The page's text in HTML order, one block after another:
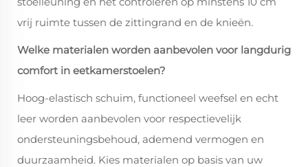
vrij ruimte tussen de zittingrand en de knieën.
Welke materialen worden aanbevolen voor langdurig
comfort in eetkamerstoelen?
Hoog-elastisch schuim, functioneel weefsel en echt
leer worden aanbevolen voor respectievelijk
ondersteuningsbehoud, ademend vermogen en
duurzaamheid. Kies materialen op basis van uw